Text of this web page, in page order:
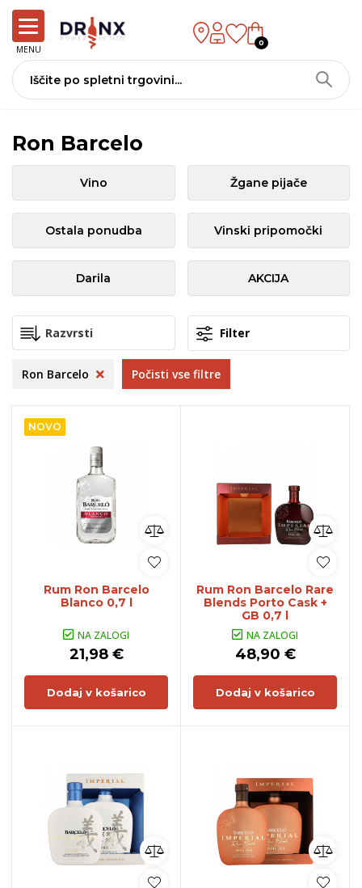
MENU
0
Ron Barcelo
Vino Žgane pijače
Ostala ponudba Vinski pripomočki
Darila AKCIJA
Filter
Ron Barcelo Počisti vse filtre
NOVO
Rum Ron Barcelo
Blanco 0,7 l
NA ZALOGI
21,98 €
Dodaj v košarico
Rum Ron Barcelo Rare
Blends Porto Cask +
GB 0,7 l
NA ZALOGI
48,90 €
Dodaj v košarico